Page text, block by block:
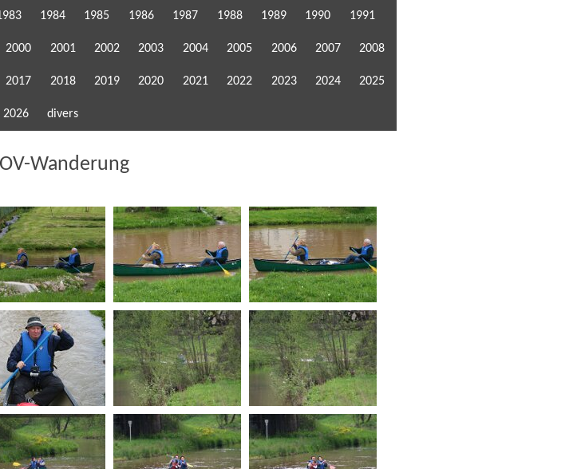
1984 1985 1986 1987 1988 1989 1990 1991
2000 2001 2002 2003 2004 2005 2006 2007 2008
2017 2018 2019 2020 2021 2022 2023 2024 2025
2026 divers
Wanderung